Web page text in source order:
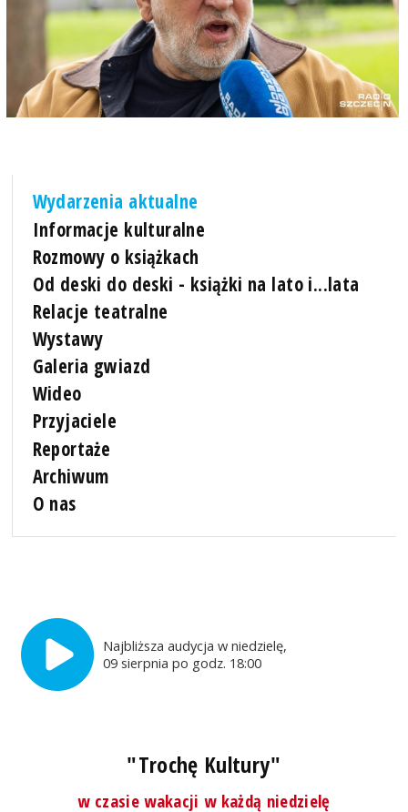
Wydarzenia aktualne
Informacje kulturalne
Rozmowy o książkach
Od deski do deski - książki na lato i...lata
Relacje teatralne
Wystawy
Galeria gwiazd
Wideo
Przyjaciele
Reportaże
Archiwum
O nas
Najbliższa audycja w niedzielę,
09 sierpnia po godz. 18:00
"Trochę Kultury"
w czasie wakacji w każdą niedzielę